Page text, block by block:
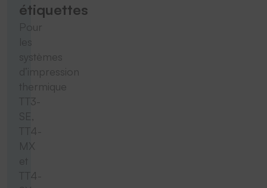
étiquettes
Pour
les
systèmes
d’impression
thermique
TT3-
TT4-
MX
TT4-